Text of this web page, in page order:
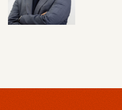
# AI ラボラトリー